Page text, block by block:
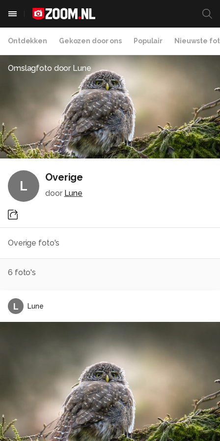
Ontdekken Gekozen door ons Populair Nieuwste
Omslagfoto door Lune
L
Overige
door Lune
Overige foto's
6 foto's
L Lune